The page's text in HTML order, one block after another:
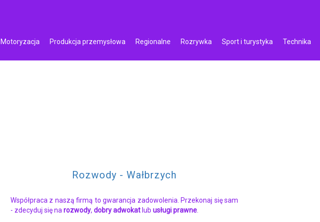
Motoryzacja Produkcja przemysłowa Regionalne Rozrywka Sport i turystyka
Technika
Rozwody - Wałbrzych
Współpraca z naszą firmą to gwarancja zadowolenia. Przekonaj się sam
- zdecyduj się na rozwody, dobry adwokatlub usługi prawne.